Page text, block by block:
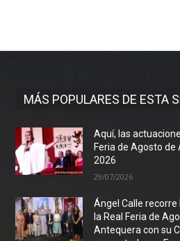
MÁS POPULARES DE ESTA
Aquí, las
Feria de Agosto de
2026
29/07/2026
Ángel Calle recorre
la Real Feria de
Antequera con su